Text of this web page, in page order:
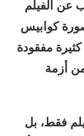
عن الفيلم
كوابيس
مفقودة
أزمة
فقط، بل